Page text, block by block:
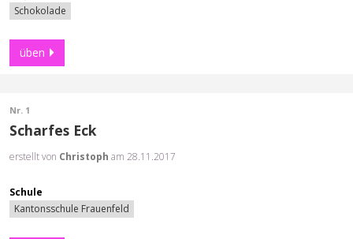
Schokolade
üben
Nr. 1
Scharfes Eck
erstellt von Christoph am 28.11.2017
Schule
Kantonsschule Frauenfeld